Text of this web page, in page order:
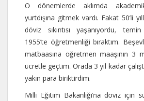
O dönemlerde aklımda
yurtdışına gitmek vardı. Fakat 50’li
döviz sıkıntısı yaşanıyordu,
1955’te öğretmenliği bıraktım.
matbaasına öğretmen maaşının 3
ücretle geçtim. Orada 3 yıl kadar
yakın para biriktirdim.
Milli Eğitim Bakanlığı’na döviz için